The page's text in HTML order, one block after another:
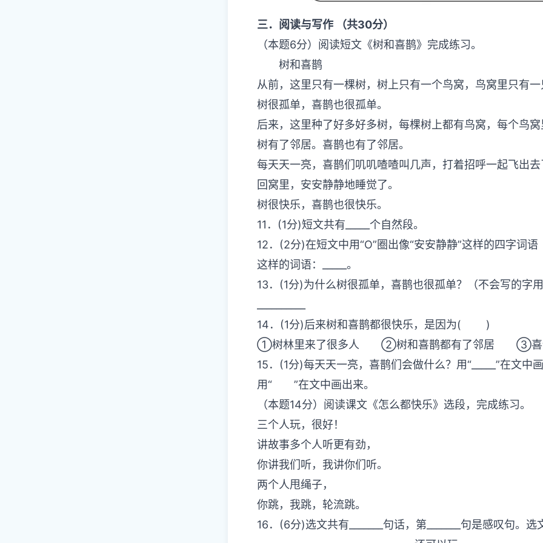
三．阅读与写作 （共30分）
（本题6分）阅读短文《树和喜鹊》完成练习。
树和喜鹊
从前，这里只有一棵树，树上只有一个鸟窝，鸟窝里只
树很孤单，喜鹊也很孤单。
后来，这里种了好多好多树，每棵树上都有鸟窝，每个
树有了邻居。喜鹊也有了邻居。
每天天一亮，喜鹊们叽叽喳喳叫几声，打着招呼一起飞出
回窝里，安安静静地睡觉了。
树很快乐，喜鹊也很快乐。
11．(1分)短文共有_____个自然段。
12．(2分)在短文中用“O”圈出像“安安静静”这样的四字词
这样的词语：_____。
13．(1分)为什么树很孤单，喜鹊也很孤单？（不会写的
14．(1分)后来树和喜鹊都很快乐，是因为( )
①树林里来了很多人 ②树和喜鹊都有了邻居 ③喜
15．(1分)每天天一亮，喜鹊们会做什么？用“_____”在文
用“ ”在文中画出来。
（本题14分）阅读课文《怎么都快乐》选段，完成练
三个人玩，很好！
讲故事多个人听更有劲，
你讲我们听，我讲你们听。
两个人甩绳子，
你跳，我跳，轮流跳。
16．(6分)选文共有_______句话，第_______句是感叹句。选